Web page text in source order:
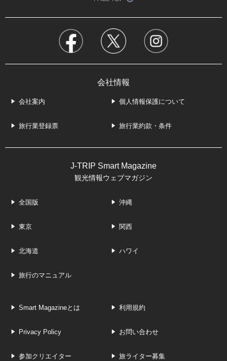
会社情報
会社案内 個人情報保護について
旅行業登録票 旅行業約款・条件
J-TRIP Smart Magazine
観光情報ウェブマガジン
全国版 沖縄
東京 関西
北海道 ハワイ
旅行のマニュアル
Smart Magazineとは 利用規約
Privacy Policy お問い合わせ
参加クリエイター 旅ライター募集